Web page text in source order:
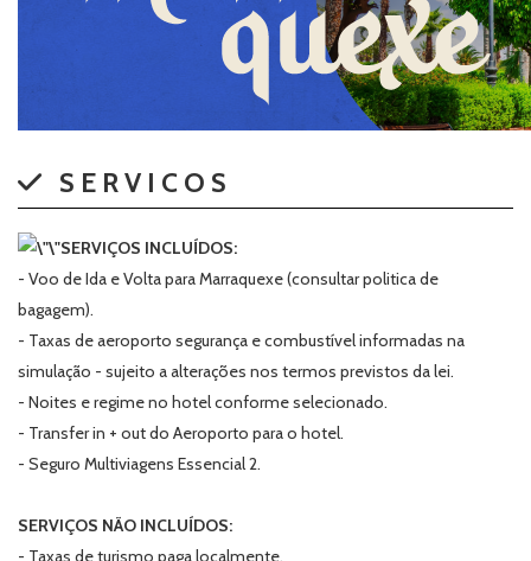
SERVICOS
SERVIÇOS INCLUÍDOS:
- Voo de Ida e Volta para Marraquexe (consultar politica de
bagagem).
- Taxas de aeroporto segurança e combustível informadas na
simulação - sujeito a alterações nos termos previstos da lei.
- Noites e regime no hotel conforme selecionado.
- Transfer in + out do Aeroporto para o hotel.
- Seguro Multiviagens Essencial 2.
SERVIÇOS NÃO INCLUÍDOS:
- Taxas de turismo paga localmente.